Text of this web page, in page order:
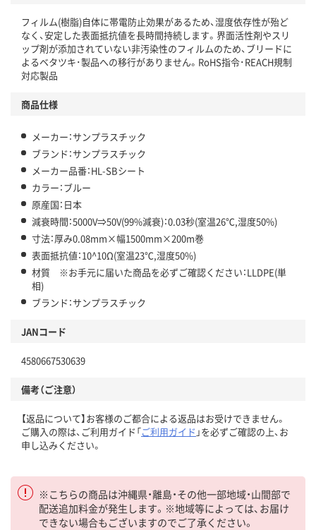
フィルム(樹脂)自体に帯電防止効果があるため、湿度依存性が殆ど
なく、安定した表面抵抗値を長時間持続します。界面活性剤やスリ
ップ剤が添加されていない非汚染性のフィルムのため、ブリードに
よるベタツキ･製品への移行がありません。RoHS指令･REACH規制
対応製品
商品仕様
メーカー：サンプラスチック
ブランド：サンプラスチック
メーカー品番：HL-SBシート
カラー：ブルー
原産国：日本
減衰時間：5000V⇒50V(99%減衰)：0.03秒(室温26℃,湿度50%)
寸法：厚み0.08mm×幅1500mm×200m巻
表面抵抗値：10^10Ω(室温23℃,湿度50%)
材質 ※お手元に届いた商品を必ずご確認ください：LLDPE(単
相)
ブランド：サンプラスチック
JANコード
4580667530639
備考（ご注意）
【返品について】お客様のご都合による返品はお受けできません。
ご購入の際は、ご利用ガイド「ご利用ガイド 」を必ずご確認の上、お
申し込みください。
※こちらの商品は沖縄県・離島・その他一部地域・山間部で
配送追加料金が発生します。※地域等によっては、お届け
できない場合もございますのでご了承ください。